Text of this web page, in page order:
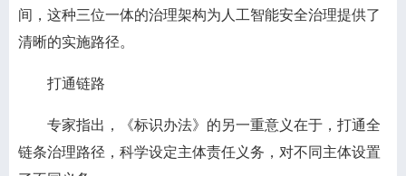
间，这种三位一体的治理架构为人工智能安全治理提供了
清晰的实施路径。
打通链路
专家指出，《标识办法》的另一重意义在于，打通全
链条治理路径，科学设定主体责任义务，对不同主体设置